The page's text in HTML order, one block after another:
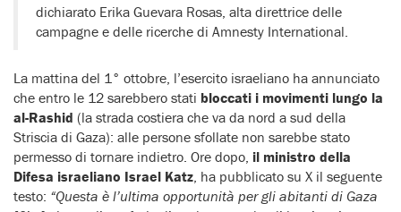
dichiarato Erika Guevara Rosas, alta direttrice delle
campagne e delle ricerche di Amnesty International.
La mattina del 1° ottobre, l’esercito israeliano ha annunciato
che entro le 12 sarebbero stati bloccati i movimenti lungo la
al-Rashid (la strada costiera che va da nord a sud della
Striscia di Gaza): alle persone sfollate non sarebbe stato
permesso di tornare indietro. Ore dopo, il ministro della
Difesa israeliano Israel Katz , ha pubblicato su X il seguente
testo: “Questa è l’ultima opportunità per gli abitanti di Gaza